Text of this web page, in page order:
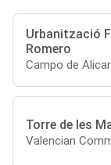
Urbanització
Romero
Campo de
Torre de les
Valencian